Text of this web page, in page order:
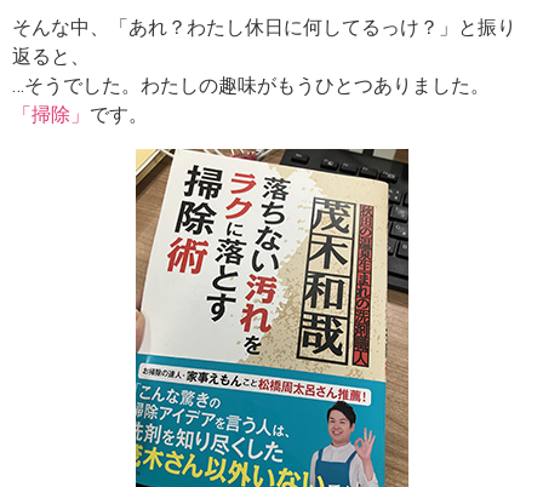
そんな中、「あれ？わたし休日に何してるっけ？」と振り
返ると、
…そうでした。わたしの趣味がもうひとつありました。
「掃除」 です。